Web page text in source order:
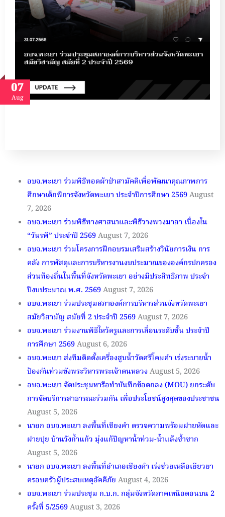
07
Aug
อบจ.พะเยา ร่วมพิธีทอดผ้าป่าสามัคคีเพื่อพัฒนาคุณภาพการ
ศึกษาเด็กพิการจังหวัดพะเยา ประจำปีการศึกษา 2569August
7, 2026
อบจ.พะเยา ร่วมพิธีทางศาสนาและพิธีวางพวงมาลา เนื่องใน
“วันรพี” ประจำปี 2569August 7, 2026
อบจ.พะเยา ร่วมโครงการฝึกอบรมเสริมสร้างวินัยการเงิน การ
คลัง การพัสดุและการบริหารงานงบประมาณขององค์กรปกครอง
ส่วนท้องถิ่นในพื้นที่จังหวัดพะเยา อย่างมีประสิทธิภาพ ประจำ
ปีงบประมาณ พ.ศ. 2569August 7, 2026
อบจ.พะเยา ร่วมประชุมสภาองค์การบริหารส่วนจังหวัดพะเยา
สมัยวิสามัญ สมัยที่ 2 ประจำปี 2569August 7, 2026
อบจ.พะเยา ร่วมงานพิธีไหว้ครูและการเลื่อนระดับชั้น ประจำปี
การศึกษา 2569August 6, 2026
อบจ.พะเยา ส่งทีมติดตั้งเครื่องสูบน้ำวัดศรีโคมคำ เร่งระบายน้ำ
ป้องกันท่วมขังพระวิหารพระเจ้าตนหลวง August 5, 2026
อบจ.พะเยา จัดประชุมหารือทำบันทึกข้อตกลง (MOU) ยกระดับ
การจัดบริการสาธารณะร่วมกัน เพื่อประโยชน์สูงสุดของประชาชน
August 5, 2026
นายก อบจ.พะเยา ลงพื้นที่เชียงคำ ตรวจความพร้อมฝายหัดและ
ฝายปุย บ้านวังก้ำแก้ว มุ่งแก้ปัญหาน้ำท่วม-น้ำแล้งซ้ำซาก
August 5, 2026
นายก อบจ.พะเยา ลงพื้นที่อำเภอเชียงคำ เร่งช่วยเหลือเยียวยา
ครอบครัวผู้ประสบเหตุอัคคีภัย August 4, 2026
อบจ.พะเยา ร่วมประชุม ก.บ.ก. กลุ่มจังหวัดภาคเหนือตอนบน 2
ครั้งที่ 5/2569August 3, 2026